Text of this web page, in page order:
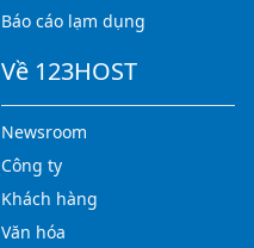
Báo cáo lạm dụng
Về 123HOST
Newsroom
Công ty
Khách hàng
Văn hóa